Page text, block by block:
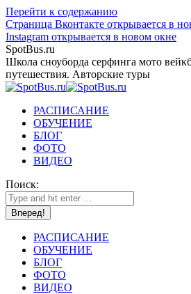
Перейти к содержанию
Страница Вконтакте открывается в
Instagram открывается в новом окне
SpotBus.ru
Школа сноуборда серфинга мото
путешествия. Авторские туры
РАСПИСАНИЕ
ОБУЧЕНИЕ
БЛОГ
ФОТО
ВИДЕО
Поиск:
РАСПИСАНИЕ
ОБУЧЕНИЕ
БЛОГ
ФОТО
ВИДЕО